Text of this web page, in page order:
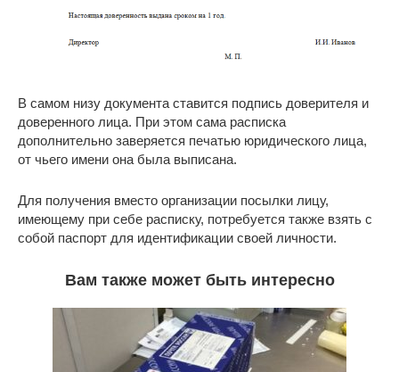
В самом низу документа ставится подпись доверителя и
доверенного лица. При этом сама расписка
дополнительно заверяется печатью юридического лица,
от чьего имени она была выписана.
Для получения вместо организации посылки лицу,
имеющему при себе расписку, потребуется также взять с
собой паспорт для идентификации своей личности.
Вам также может быть интересно